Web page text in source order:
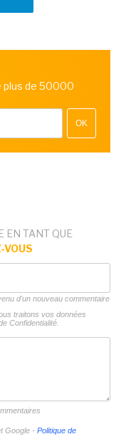
plus de 50000
OK
EN TANT QUE
VOUS
d'un nouveau commentaire
traitons vos données
Confidentialité.
Google - Politique de